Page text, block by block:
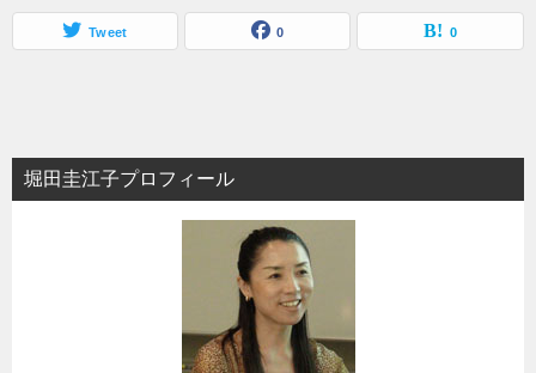
ン
Tweet 0 0
堀田圭江子プロフィール